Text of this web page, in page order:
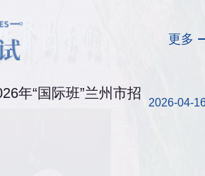
更多
年“国际班”兰州市招
2026-04-